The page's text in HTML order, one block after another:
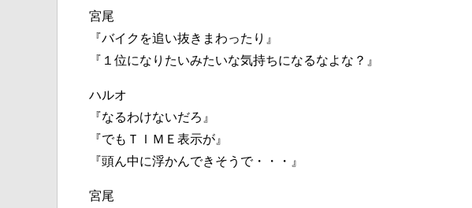
宮尾
『バイクを追い抜きまわったり』
『１位になりたいみたいな気持ちになるなよな？』
ハルオ
『なるわけないだろ』
『でもＴＩＭＥ表示が』
『頭ん中に浮かんできそうで・・・』
宮尾